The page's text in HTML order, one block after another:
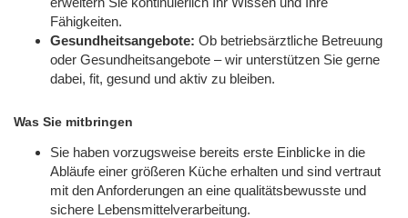
Fähigkeiten.
Gesundheitsangebote: Ob betriebsärztliche Betreuung
oder Gesundheitsangebote – wir unterstützen Sie gerne
dabei, fit, gesund und aktiv zu bleiben.
Was Sie mitbringen
Sie haben vorzugsweise bereits erste Einblicke in die
Abläufe einer größeren Küche erhalten und sind vertraut
mit den Anforderungen an eine qualitätsbewusste und
sichere Lebensmittelverarbeitung.